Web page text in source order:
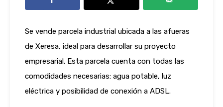
Se vende parcela industrial ubicada a las afueras
de Xeresa, ideal para desarrollar su proyecto
empresarial. Esta parcela cuenta con todas las
comodidades necesarias: agua potable, luz
eléctrica y posibilidad de conexión a ADSL.